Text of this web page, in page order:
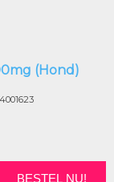
(Hond)
BESTEL NU!